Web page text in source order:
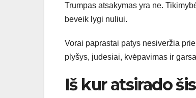
Trumpas atsakymas yra ne.
beveik lygi nuliui.
Vorai paprastai patys nesiveržia
plyšys, judesiai, kvėpavimas ir
Iš kur atsirado